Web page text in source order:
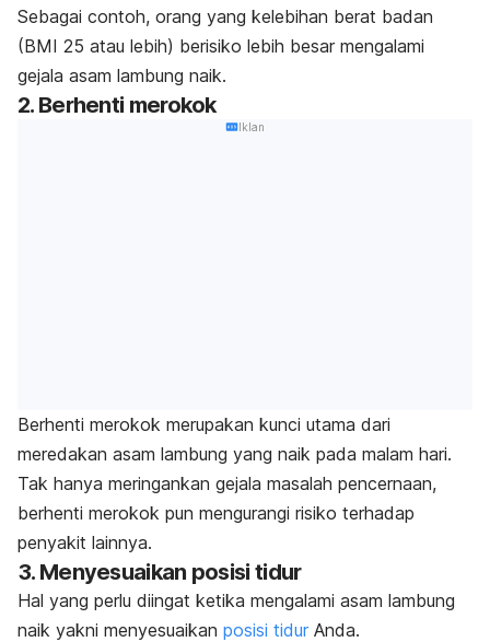
Sebagai contoh, orang yang kelebihan berat badan
(BMI 25 atau lebih) berisiko lebih besar mengalami
gejala asam lambung naik.
2. Berhenti merokok
Iklan
Berhenti merokok merupakan kunci utama dari
meredakan asam lambung yang naik pada malam hari.
Tak hanya meringankan gejala masalah pencernaan,
berhenti merokok pun mengurangi risiko terhadap
penyakit lainnya.
3. Menyesuaikan posisi tidur
Hal yang perlu diingat ketika mengalami asam lambung
naik yakni menyesuaikan posisi tidur Anda.